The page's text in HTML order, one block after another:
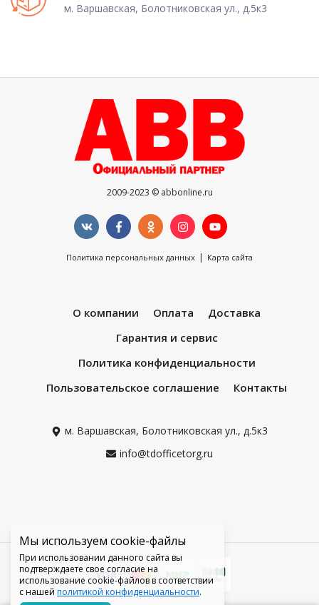
Мы используем cookie-файлы
При использовании данного сайта вы
подтверждаете свое согласие на
использование cookie-файлов в соответствии
с нашей политикой конфиденциальности.
м. Варшавская, Болотниковская ул., д.5к3
2009-2023 © abbonline.ru
Политика персональных данных | Карта сайта
О компании Оплата
Доставка
Гарантия и сервис
Политика конфиденциальности
Пользовательское соглашение
Контакты
м. Варшавская, Болотниковская ул., д.5к3
info@tdofficetorg.ru